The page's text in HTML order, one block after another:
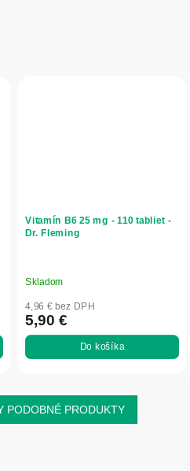
Vitamín B6 25 mg - 110 tabliet -
Dr. Fleming
Skladom
4,96 € bez DPH
5,90 €
Do košíka
PODOBNÉ PRODUKTY